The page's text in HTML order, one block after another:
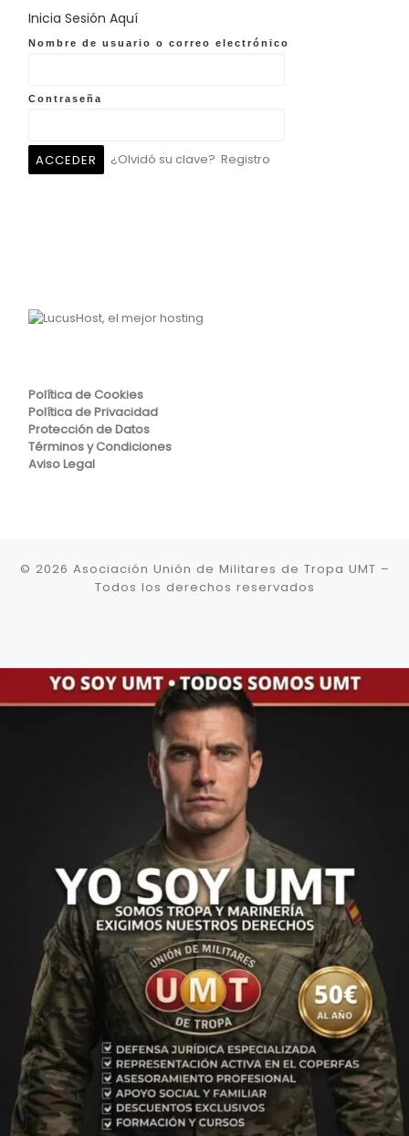
Inicia Sesión Aquí
Nombre de usuario o correo electrónico
Contraseña
¿Olvidó su clave? Registro
Política de Cookies
Política de Privacidad
Protección de Datos
Términos y Condiciones
Aviso Legal
© 2026 Asociación Unión de Militares de Tropa UMT –
Todos los derechos reservados